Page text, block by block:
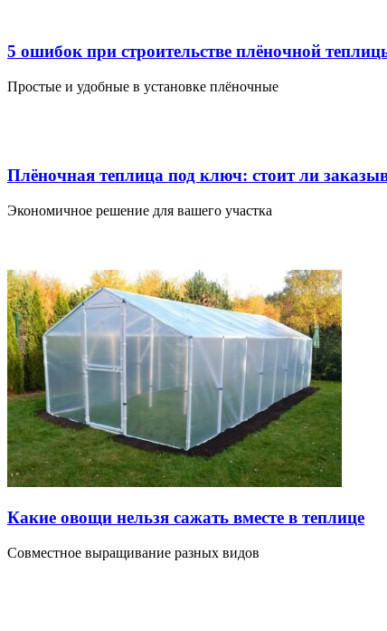
5 ошибок при строительстве плёночной
Простые и удобные в установке плёночные
Плёночная теплица под ключ: стоит ли
Экономичное решение для вашего участка
Какие овощи нельзя сажать вместе в теплице
Совместное выращивание разных видов